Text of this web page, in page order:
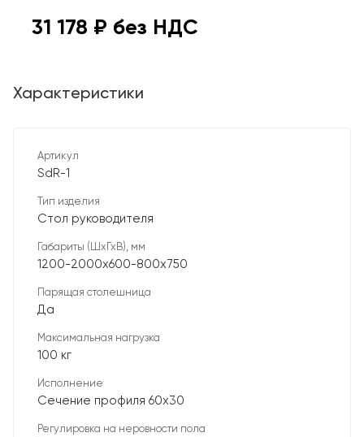
31 178 ₽ без НДС
Характеристики
Артикул
SdR-1
Тип изделия
Стол руководителя
Габариты (ШхГхВ), мм
1200-2000х600-800х750
Парящая столешница
Да
Максимальная нагрузка
100 кг
Исполнение
Сечение профиля 60х30
Регулировка на неровности пола